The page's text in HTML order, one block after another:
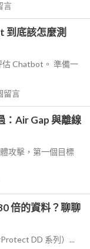
言
到底該怎麼測
Chatbot。 準備一
留言
：Air Gap 與離線
攻擊，第一個目標
倍的資料？聊聊
DD 系列）...